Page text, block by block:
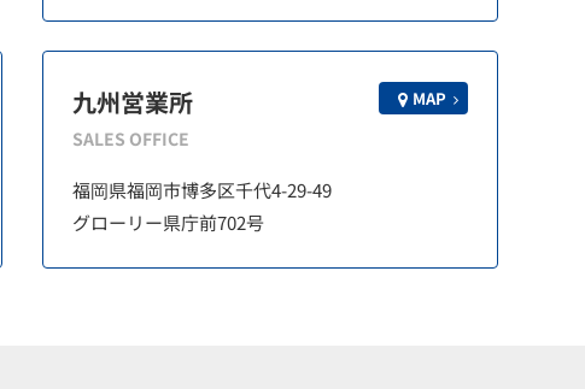
九州営業所
SALES OFFICE
MAP
福岡県福岡市博多区千代4-29-49
グローリー県庁前702号